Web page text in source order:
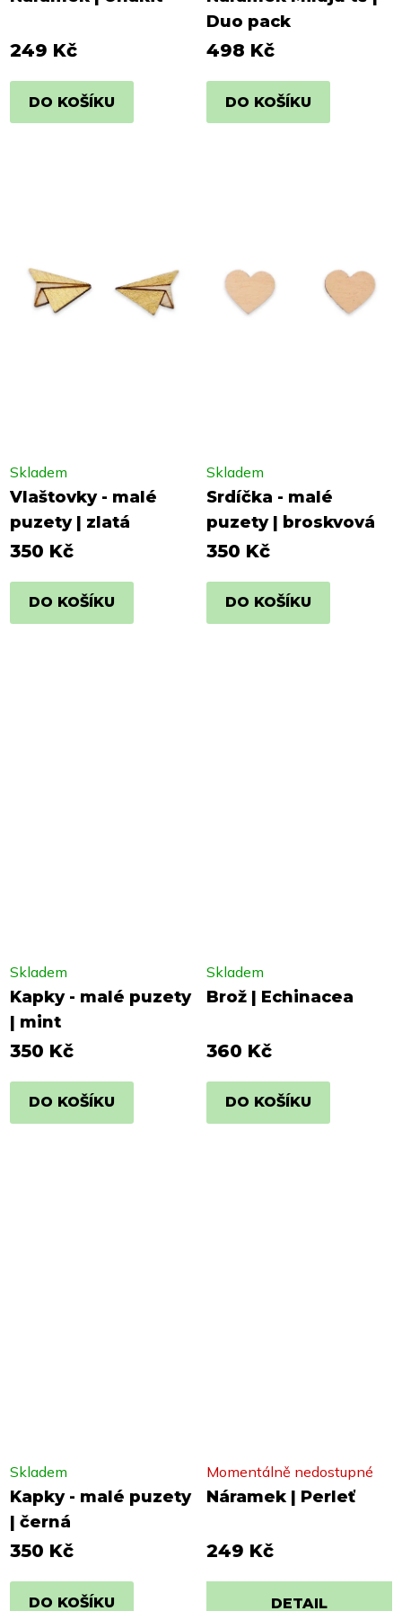
249 Kč
DO KOŠÍKU
Duo pack
498 Kč
DO KOŠÍKU
Vlaštovky - malé
puzety | zlatá
Skladem
350 Kč
DO KOŠÍKU
Srdíčka - malé
puzety | broskvová
Skladem
350 Kč
DO KOŠÍKU
Kapky - malé puzety
| mint
Skladem
350 Kč
DO KOŠÍKU
Brož | Echinacea
Skladem
360 Kč
DO KOŠÍKU
Kapky - malé puzety
| černá
Skladem
350 Kč
DO KOŠÍKU
Náramek | Perleť
Momentálně nedostupné
249 Kč
DETAIL